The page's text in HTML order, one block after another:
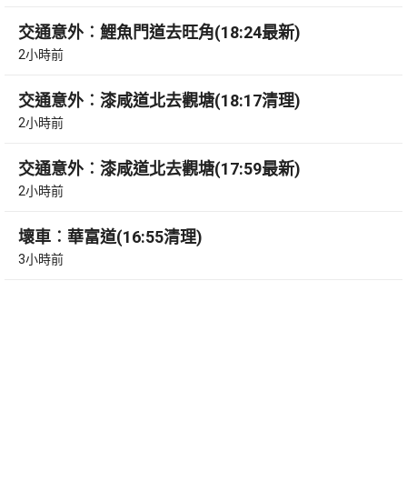
交通意外︰鯉魚門道去旺角(18:24最新)
2小時前
交通意外︰漆咸道北去觀塘(18:17清理)
2小時前
交通意外︰漆咸道北去觀塘(17:59最新)
2小時前
壞車︰華富道(16:55清理)
3小時前